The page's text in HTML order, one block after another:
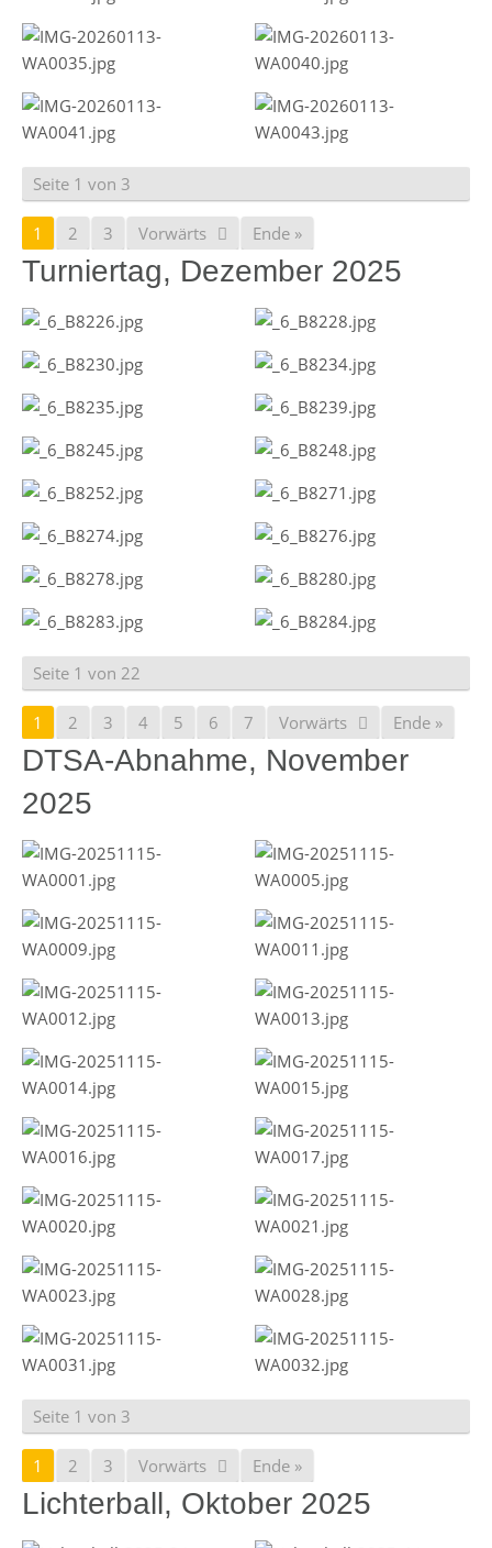
Seite 1 von 3
1 2 3 Vorwärts Ende »
Turniertag, Dezember 2025
Seite 1 von 22
1 2 3 4 5 6 7 Vorwärts Ende »
DTSA-Abnahme, November
2025
Seite 1 von 3
1 2 3 Vorwärts Ende »
Lichterball, Oktober 2025